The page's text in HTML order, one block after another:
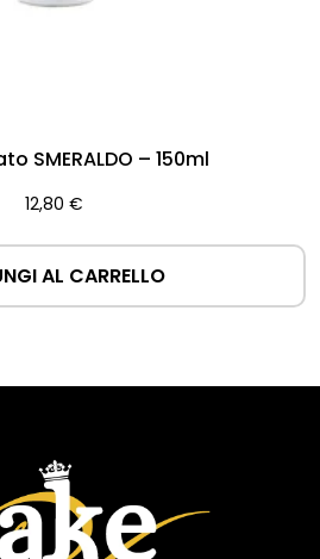
SMERALDO – 150ml
12,80 €
AL CARRELLO